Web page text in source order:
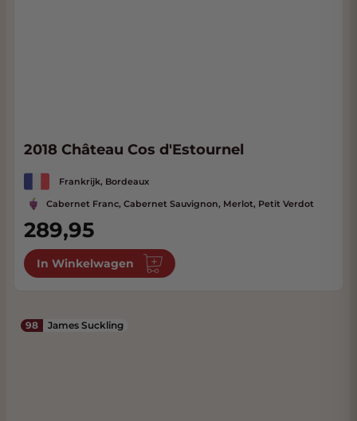
2018 Château Cos d'Estournel
Frankrijk, Bordeaux
Cabernet Franc, Cabernet Sauvignon, Merlot, Petit Verdot
289,95
In Winkelwagen
98 James Suckling